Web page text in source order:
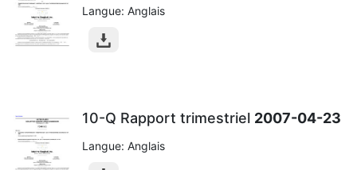
Langue: Anglais
10-Q Rapport trimestriel 2007-04-23
Langue: Anglais